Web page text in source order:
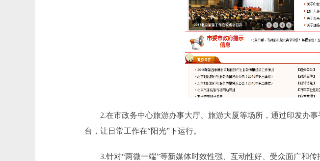
2.在市政务中心旅游办事大厅、旅游大厦等场所，通过印发办事
台，让日常工作在“阳光”下运行。
3.针对“两微一端”等新媒体时效性强、互动性好、受众面广和传